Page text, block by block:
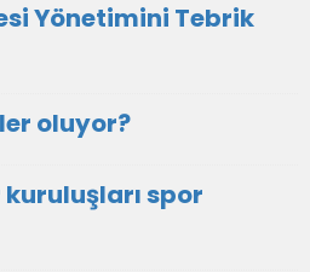
Yönetimini Tebrik
oluyor?
spor